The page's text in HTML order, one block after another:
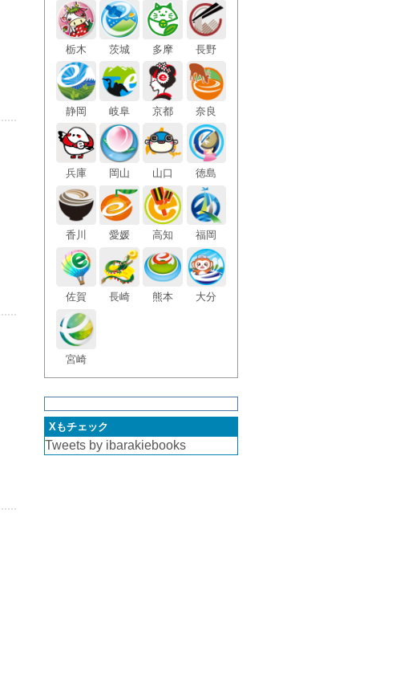
栃木 茨城 多摩 長野
静岡 岐阜 京都 奈良
兵庫 岡山 山口 徳島
香川 愛媛 高知 福岡
佐賀 長崎 熊本 大分
宮崎
Xもチェック
Tweets by ibarakiebooks